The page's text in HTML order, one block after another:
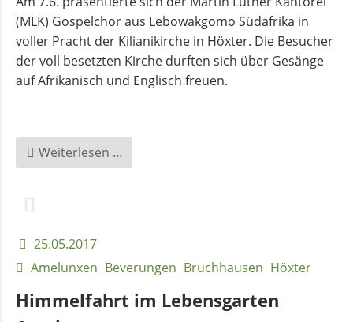
(MLK) Gospelchor aus Lebowakgomo Südafrika in
voller Pracht der Kilianikirche in Höxter. Die Besucher
der voll besetzten Kirche durften sich über Gesänge
auf Afrikanisch und Englisch freuen.
Weiterlesen …
Gospelchor
25.05.2017
Amelunxen Beverungen Bruchhausen Höxter
Himmelfahrt im Lebensgarten